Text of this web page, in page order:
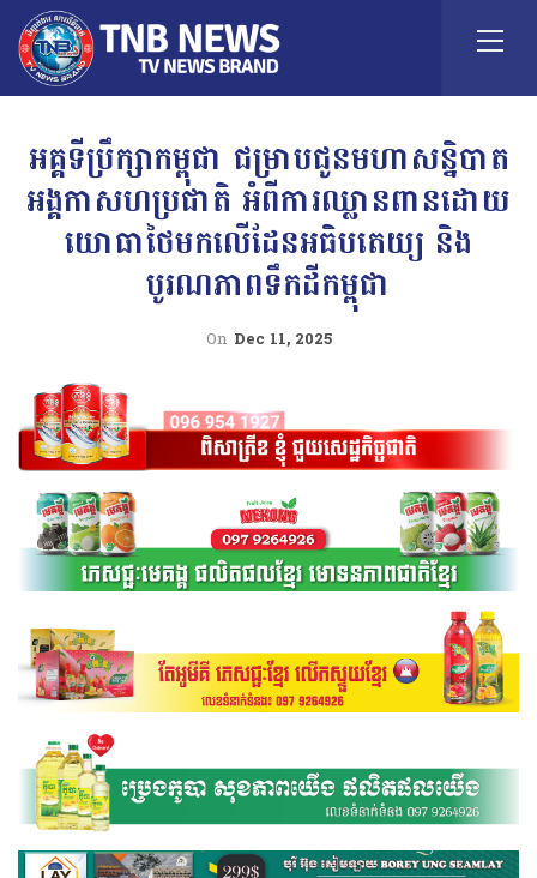
អគ្គទីប្រឹក្សាកម្ពុជា ជម្រាបជូនមហាសន្និបាត
អង្គកាសហប្រជាតិ អំពីការឈ្លានពានដោយ
យោធាថៃមកលើដែនអធិបតេយ្យ និង
បូរណភាពទឹកដីកម្ពុជា
On Dec 11, 2025